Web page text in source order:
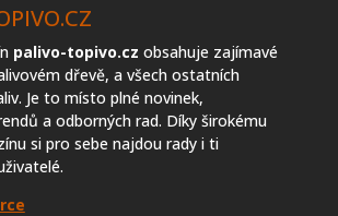
palivo-topivo.cz obsahuje zajímavé
dřevě, a všech ostatních
Je to místo plné novinek,
a odborných rad. Díky širokému
si pro sebe najdou rady i ti